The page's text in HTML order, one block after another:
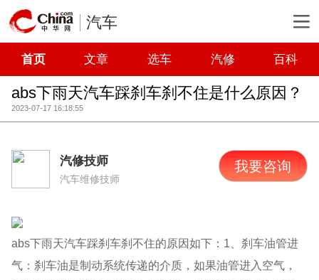
汽车
首页 文章 选车 汽修 百科
abs下雨天汽车踩刹车刹不住是什么原因？
2023-07-17 16:18:55
汽修技师
汽车维修技师
我要咨询
abs下雨天汽车踩刹车刹不住的原因如下：1、刹车油管进
气：刹车油是制动系统传递的介质，如果油管进入空气，